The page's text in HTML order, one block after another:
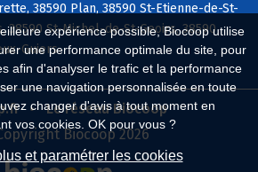
expérience possible, Biocoop utilise
une performance optimale du site, pour
afin d'analyser le trafic et la performance
une navigation personnalisée en toute
changer d'avis à tout moment en
vos cookies. OK pour vous ?
et paramétrer les cookies
38590 Plan, 38590 St-Etienne-de-St-
38590 St-Michel-de-St-Geoirs, 38590
Guiers
Le réseau Biocoop
Biocoop 2026